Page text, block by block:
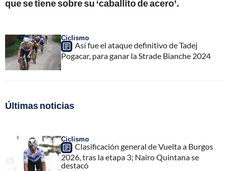
que se tiene sobre su ‘caballito de acero’.
Ciclismo
Así fue el ataque definitivo de Tadej
Pogacar, para ganar la Strade Bianche 2024
Últimas noticias
Ciclismo
Clasificación general de Vuelta a Burgos
2026, tras la etapa 3; Nairo Quintana se
destacó